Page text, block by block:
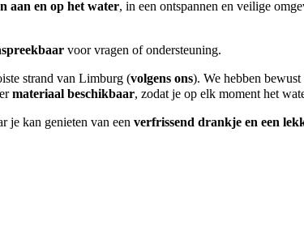
aan en op het water, in een ontspannen en veilige
voor vragen of ondersteuning.
strand van Limburg (volgens ons). We hebben
materiaal beschikbaar, zodat je op elk moment het
je kan genieten van een verfrissend drankje en een